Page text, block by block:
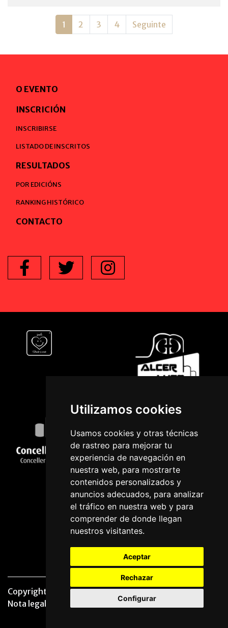
Utilizamos cookies
Usamos cookies y otras técnicas
de rastreo para mejorar tu
experiencia de navegación en
nuestra web, para mostrarte
contenidos personalizados y
anuncios adecuados, para analizar
el tráfico en nuestra web y para
comprender de donde llegan
nuestros visitantes.
Aceptar
Rechazar
Configurar
1 2 3 4 Seguinte
O EVENTO
INSCRICIÓN
INSCRIBIRSE
LISTADO DE INSCRITOS
RESULTADOS
POR EDICIÓNS
RANKING HISTÓRICO
CONTACTO
Facebook Twitter Instagram
Copyright © 2026 | Powered byCCNorte Desarrollo
Nota legal
Politica de privacidade